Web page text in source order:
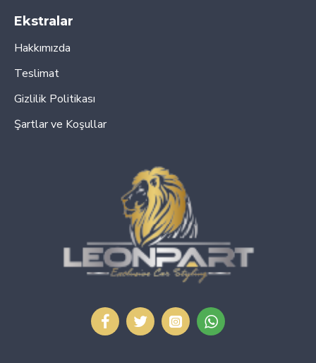
Ekstralar
Hakkımızda
Teslimat
Gizlilik Politikası
Şartlar ve Koşullar